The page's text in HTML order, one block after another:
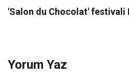
'Salon du Chocolat' festivali
Yorum Yaz